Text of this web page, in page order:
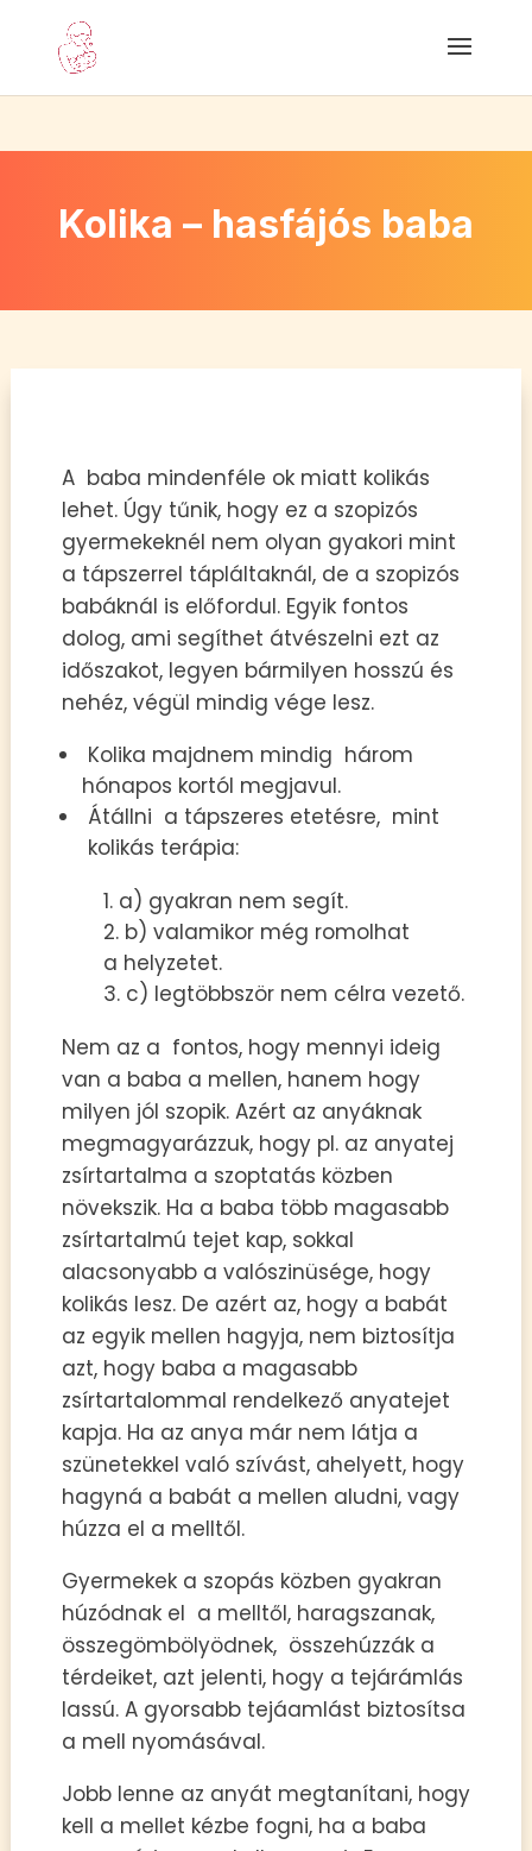
Kolika – hasfájós baba
A baba mindenféle ok miatt kolikás
lehet. Úgy tűnik, hogy ez a szopizós
gyermekeknél nem olyan gyakori mint
a tápszerrel tápláltaknál, de a szopizós
babáknál is előfordul. Egyik fontos
dolog, ami segíthet átvészelni ezt az
időszakot, legyen bármilyen hosszú és
nehéz, végül mindig vége lesz.
Kolika majdnem mindig három
hónapos kortól megjavul.
Átállni a tápszeres etetésre, mint
kolikás terápia:
a) gyakran nem segít.
b) valamikor még romolhat
a helyzetet.
c) legtöbbször nem célra vezető.
Nem az a fontos, hogy mennyi ideig
van a baba a mellen, hanem hogy
milyen jól szopik. Azért az anyáknak
megmagyarázzuk, hogy pl. az anyatej
zsírtartalma a szoptatás közben
növekszik. Ha a baba több magasabb
zsírtartalmú tejet kap, sokkal
alacsonyabb a valószinüsége, hogy
kolikás lesz. De azért az, hogy a babát
az egyik mellen hagyja, nem biztosítja
azt, hogy baba a magasabb
zsírtartalommal rendelkező anyatejet
kapja. Ha az anya már nem látja a
szünetekkel való szívást, ahelyett, hogy
hagyná a babát a mellen aludni, vagy
húzza el a melltől.
Gyermekek a szopás közben gyakran
húzódnak el a melltől, haragszanak,
összegömbölyödnek, összehúzzák a
térdeiket, azt jelenti, hogy a tejárámlás
lassú. A gyorsabb tejáamlást biztosítsa
a mell nyomásával.
Jobb lenne az anyát megtanítani, hogy
kell a mellet kézbe fogni, ha a baba